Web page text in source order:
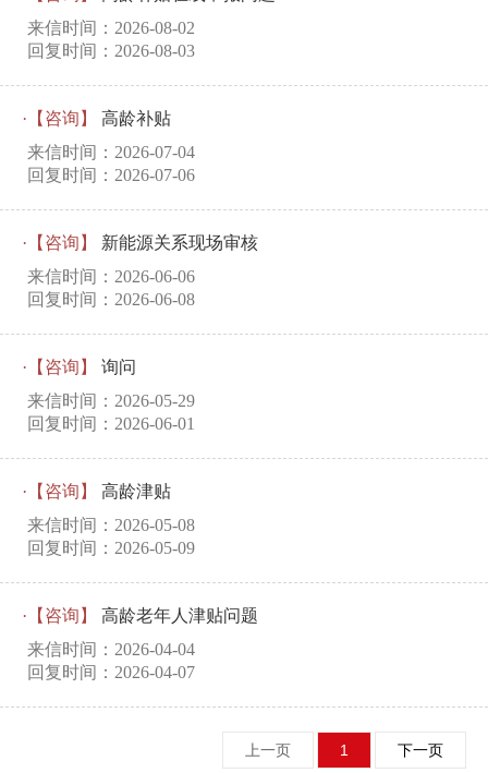
来信时间：2026-08-02
回复时间：2026-08-03
·【咨询】 高龄补贴
来信时间：2026-07-04
回复时间：2026-07-06
·【咨询】 新能源关系现场审核
来信时间：2026-06-06
回复时间：2026-06-08
·【咨询】 询问
来信时间：2026-05-29
回复时间：2026-06-01
·【咨询】 高龄津贴
来信时间：2026-05-08
回复时间：2026-05-09
·【咨询】 高龄老年人津贴问题
来信时间：2026-04-04
回复时间：2026-04-07
上一页 1 下一页